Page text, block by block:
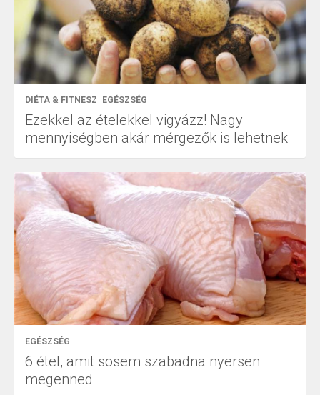
DIÉTA & FITNESZ EGÉSZSÉG
Ezekkel az ételekkel vigyázz! Nagy
mennyiségben akár mérgezők is lehetnek
EGÉSZSÉG
6 étel, amit sosem szabadna nyersen
megenned